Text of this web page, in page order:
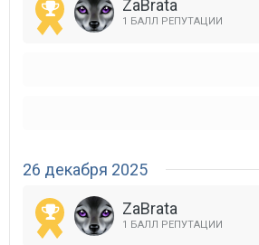
ZaBrata
1 БАЛЛ РЕПУТАЦИИ
26 декабря 2025
ZaBrata
1 БАЛЛ РЕПУТАЦИИ